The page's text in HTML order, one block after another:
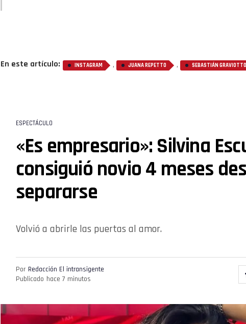
En este artículo: INSTAGRAM , JUANA REPETTO , SEBASTIÁN GRAVIOTTO
ESPECTÁCULO
«Es empresario»: Silvina
consiguió novio 4 meses
separarse
Volvió a abrirle las puertas al amor.
Por Redacción El intransigente
Publicado hace 7 minutos